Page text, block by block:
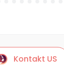
Kontakt US